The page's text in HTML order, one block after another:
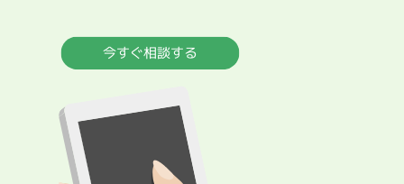
今すぐ相談する